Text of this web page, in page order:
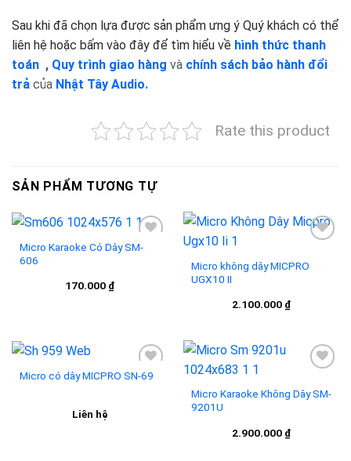
Sau khi đã chọn lựa được sản phẩm ưng ý Quý khách có thể
liên hệ hoặc bấm vào đây để tìm hiểu về hình thức thanh
toán , Quy trình giao hàng và chính sách bảo hành đổi
trả của Nhật Tây Audio.
Rate this product
SẢN PHẨM TƯƠNG TỰ
Micro Karaoke Có Dây SM-
606
170.000 ₫
Micro không dây MICPRO
UGX10 II
2.100.000 ₫
Micro có dây MICPRO SN-69
Liên hệ
Micro Karaoke Không Dây SM-
9201U
2.900.000 ₫